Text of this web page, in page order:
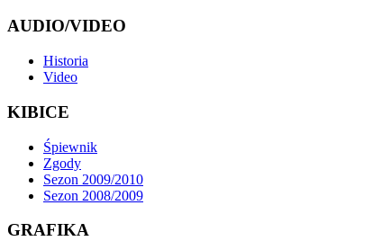
AUDIO/VIDEO
Historia
Video
KIBICE
Śpiewnik
Zgody
Sezon 2009/2010
Sezon 2008/2009
GRAFIKA